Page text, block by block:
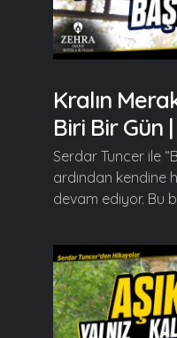
Kralın
Biri Bir Gün
Serdar Tuncer ile
ardından kendine
devam ediyor. Bu